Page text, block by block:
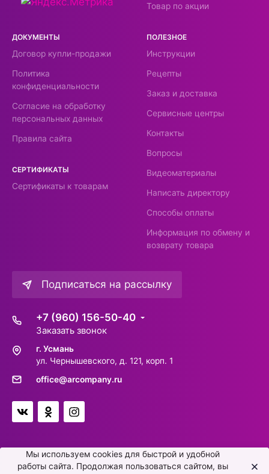
Товар по акции
ДОКУМЕНТЫ
Договор купли-продажи
Политика
конфиденциальности
Согласие на обработку
персональных данных
Правила сайта
СЕРТИФИКАТЫ
Сертификаты к товарам
ПОЛЕЗНОЕ
Инструкции
Рецепты
Заказ и доставка
Сервисные центры
Контакты
Вопросы
Видеоматериалы
Написать директору
Способы оплаты
Информация по обмену и
возврату товара
Подписаться на рассылку
+7 (960) 156-50-40
Заказать звонок
г. Усмань
ул. Чернышевского, д. 121, корп. 1
office@arcompany.ru
Мы используем cookies для быстрой и удобной
работы сайта. Продолжая пользоваться сайтом, вы